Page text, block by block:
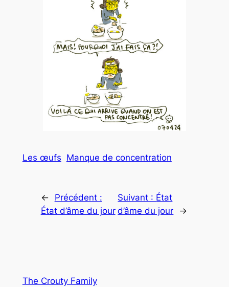
Les œufs Manque de concentration
←
Précédent :
État d’âme du jour
Suivant : État
d’âme du jour
→
The Crouty Family